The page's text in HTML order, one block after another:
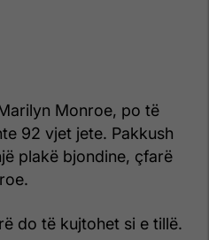
Monroe, po të
92 vjet jete. Pakkush
plakë bjondine, çfarë
do të kujtohet si e tillë.